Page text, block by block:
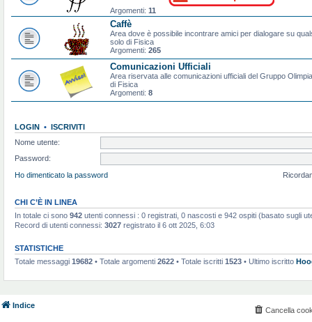
Argomenti: 11
Caffè
Area dove è possibile incontrare amici per dialogare su
solo di Fisica
Argomenti: 265
Comunicazioni Ufficiali
Area riservata alle comunicazioni ufficiali del Gruppo
di Fisica
Argomenti: 8
LOGIN • ISCRIVITI
Nome utente:
Password:
Ho dimenticato la password
CHI C’È IN LINEA
In totale ci sono 942 utenti connessi : 0 registrati, 0 nascosti e 942 ospiti (basato sugli
Record di utenti connessi: 3027 registrato il 6 ott 2025, 6:03
STATISTICHE
Totale messaggi 19682 • Totale argomenti 2622 • Totale iscritti 1523 • Ultimo iscritto
Indice
Cancella